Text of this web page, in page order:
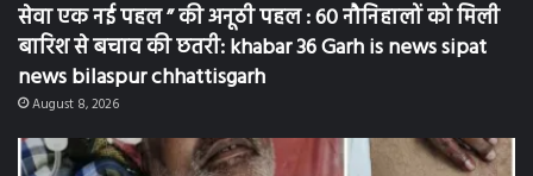
सेवा एक नई पहल ” की अनूठी पहल : 60 नौनिहालों को मिली
बारिश से बचाव की छतरी: khabar 36 Garh is news sipat
news bilaspur chhattisgarh
August 8, 2026